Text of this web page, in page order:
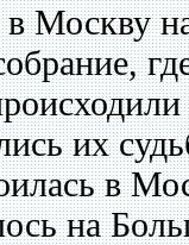
Москву
их
в
на